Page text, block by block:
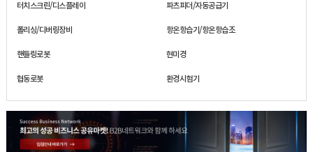
터치스크린/디스플레이 파츠피더/자동공급기
폴리싱/디버링장비 항온항습기/항온항습조
핸들링로봇 현미경
협동로봇 환경시험기